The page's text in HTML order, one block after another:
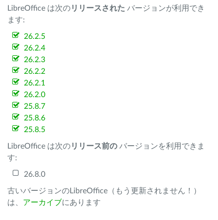
LibreOffice は次のリリースされた バージョンが利用でき
ます:
26.2.5
26.2.4
26.2.3
26.2.2
26.2.1
26.2.0
25.8.7
25.8.6
25.8.5
LibreOffice は次のリリース前の バージョンを利用できま
す:
26.8.0
古いバージョンのLibreOffice（もう更新されません！）
は、 アーカイブにあります